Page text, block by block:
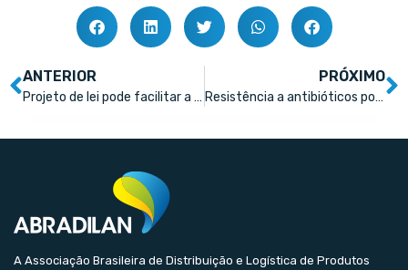
ANTERIOR
Projeto de lei pode facilitar a inserção do jovem farmacêutico no mercado de trabalho
PRÓXIMO
Resistência a antibióticos pode causar 39 milhões de mortes até 2050
A Associação Brasileira de Distribuição e Logística de Produtos